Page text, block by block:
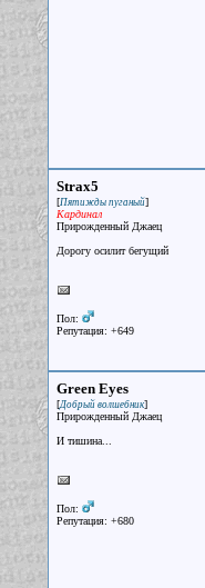
Strax5
[Пятижды пуганый]
Кардинал
Прирожденный Джаец
Дорогу осилит бегущий
Пол:
Репутация: +649
Green Eyes
[Добрый волшебник]
Прирожденный Джаец
И тишина...
Пол:
Репутация: +680